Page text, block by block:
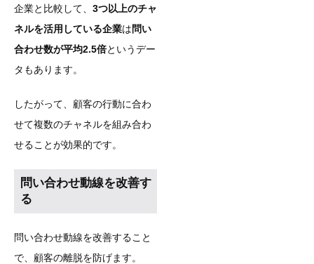
企業と比較して、 3つ以上のチャ
ネルを活用している企業は問い
合わせ数が平均2.5倍というデー
タもあります。
したがって、顧客の行動に合わ
せて複数のチャネルを組み合わ
せることが効果的です。
問い合わせ動線を改善す
る
問い合わせ動線を改善すること
で、顧客の離脱を防げます。